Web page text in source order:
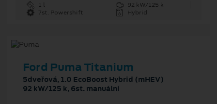
1 l
92 kW/125 k
7st. Powershift
Hybrid
Ford Puma Titanium
5dveřová, 1.0 EcoBoost Hybrid (mHEV)
92 kW/125 k, 6st. manuální